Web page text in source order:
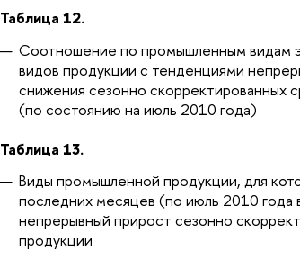
Таблица 12.
Соотношение по промышленным видам
видов продукции с тенденциями
снижения сезонно скорректированных
(по состоянию на июль 2010 года)
Таблица 13.
Виды промышленной продукции, для
последних месяцев (по июль 2010 года
непрерывный прирост сезонно
продукции